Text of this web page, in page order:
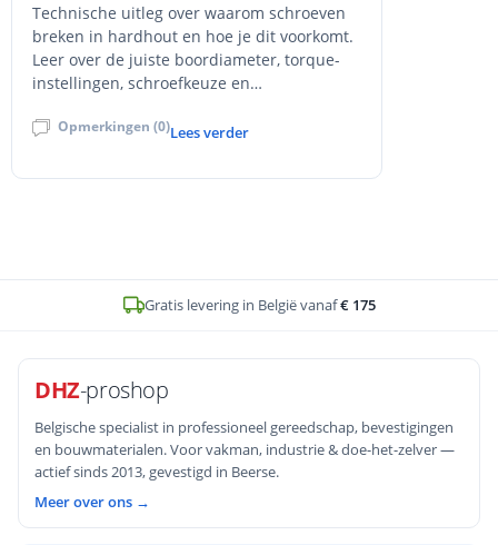
Technische uitleg over waarom schroeven
breken in hardhout en hoe je dit voorkomt.
Leer over de juiste boordiameter, torque-
instellingen, schroefkeuze en
azobé en bangkirai.
Opmerkingen (0)Lees verder
Op voorraad en voor16ubesteld, zelfde werkdag verstuurd
DHZ-proshop
Belgische specialist in professioneel gereedschap, bevestigingen
en bouwmaterialen. Voor vakman, industrie & doe-het-zelver —
actief sinds 2013, gevestigd in Beerse.
Meer over ons →